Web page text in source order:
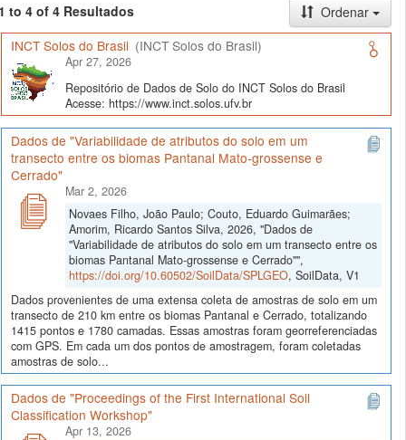
to 4 of 4 Resultados
Ordenar
INCT Solos do Brasil (INCT Solos do Brasil)
Apr 27, 2026
Repositório de Dados de Solo do INCT Solos do Brasil
Acesse: https://www.inct.solos.ufv.br
Dados de "Variabilidade de atributos do solo em um
transecto entre os biomas Pantanal Mato-grossense e
Cerrado"
Mar 2, 2026
Novaes Filho, João Paulo; Couto, Eduardo Guimarães;
Amorim, Ricardo Santos Silva, 2026, "Dados de
"Variabilidade de atributos do solo em um transecto entre os
biomas Pantanal Mato-grossense e Cerrado"",
https://doi.org/10.60502/SoilData/SPLGEO, SoilData, V1
Dados provenientes de uma extensa coleta de amostras de solo em um
transecto de 210 km entre os biomas Pantanal e Cerrado, totalizando
1415 pontos e 1780 camadas. Essas amostras foram georreferenciadas
com GPS. Em cada um dos pontos de amostragem, foram coletadas
amostras de solo...
Dados de "Proceedings of the First International Soil
Classification Workshop"
Apr 13, 2026